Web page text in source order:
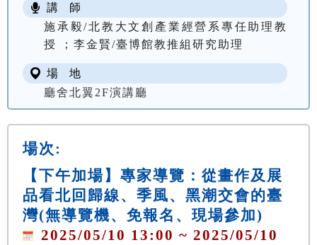
講 師
施承毅/北教大文創產業經營系專任助理教
授 ；李金賢/臺博館教推組研究助理
場 地
廳舍北翼2F演講廳
場次:
【下午加場】專家導覽：從畫作及展
品看北回歸線、季風、黑潮交會的臺
灣(無導覽機、免報名、現場參加)
2025/05/10 13:00 ~ 2025/05/10